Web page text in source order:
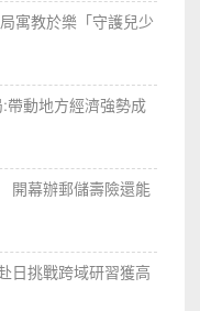
寓教於樂「守護兒少
帶動地方經濟強勢成
開幕辦郵儲壽險還能
日挑戰跨域研習獲高